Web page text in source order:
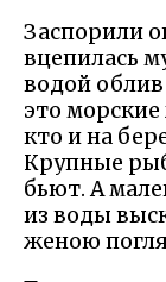
Заспорили
вцепилась
водой
это
кто и на
Крупные
бьют. А
из воды
женою